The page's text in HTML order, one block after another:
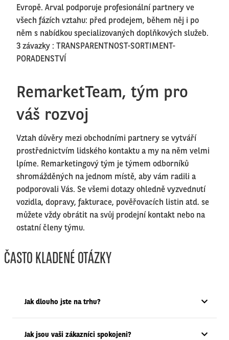
Evropě. Arval podporuje profesionální partnery ve
všech fázích vztahu: před prodejem, během něj i po
něm s nabídkou specializovaných doplňkových služeb.
3 závazky : TRANSPARENTNOST-SORTIMENT-
PORADENSTVÍ
RemarketTeam, tým pro
váš rozvoj
Vztah důvěry mezi obchodními partnery se vytváří
prostřednictvím lidského kontaktu a my na něm velmi
lpíme. Remarketingový tým je týmem odborníků
shromážděných na jednom místě, aby vám radili a
podporovali Vás. Se všemi dotazy ohledně vyzvednutí
vozidla, dopravy, fakturace, pověřovacích listin atd. se
můžete vždy obrátit na svůj prodejní kontakt nebo na
ostatní členy týmu.
ČASTO KLADENÉ OTÁZKY
Jak dlouho jste na trhu?
Jak jsou vaši zákazníci spokojeni?